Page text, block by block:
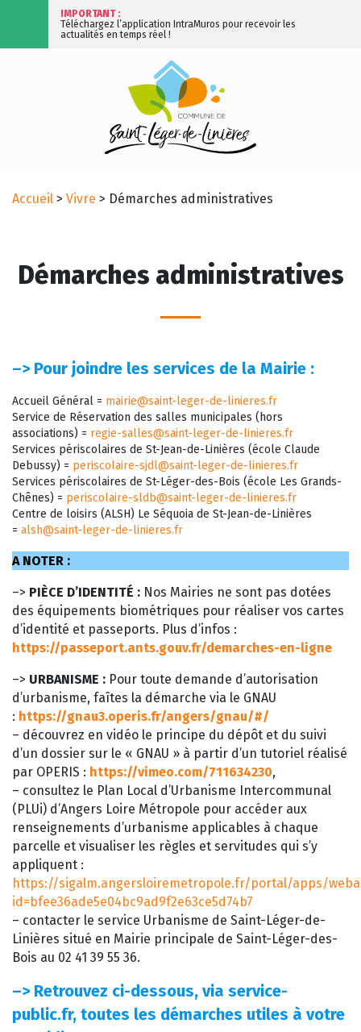
IMPORTANT :
Téléchargez l’application IntraMuros pour recevoir les
actualités en temps réel !
Accueil > Vivre > Démarches administratives
Démarches administratives
–> Pour joindre les services de la Mairie :
Accueil Général = mairie@saint-leger-de-linieres.fr
Service de Réservation des salles municipales (hors
associations) = regie-salles@saint-leger-de-linieres.fr
Services périscolaires de St-Jean-de-Linières (école Claude
Debussy) = periscolaire-sjdl@saint-leger-de-linieres.fr
Services périscolaires de St-Léger-des-Bois (école Les Grands-
Chênes) = periscolaire-sldb@saint-leger-de-linieres.fr
Centre de loisirs (ALSH) Le Séquoia de St-Jean-de-Linières
= alsh@saint-leger-de-linieres.fr
A NOTER :
–> PIÈCE D’IDENTITÉ : Nos Mairies ne sont pas dotées
des équipements biométriques pour réaliser vos cartes
d’identité et passeports. Plus d’infos :
https://passeport.ants.gouv.fr/demarches-en-ligne
–> URBANISME : Pour toute demande d’autorisation
d’urbanisme, faîtes la démarche via le GNAU
: https://gnau3.operis.fr/angers/gnau/#/
– découvrez en vidéo le principe du dépôt et du suivi
d’un dossier sur le « GNAU » à partir d’un tutoriel réalisé
par OPERIS : https://vimeo.com/711634230,
– consultez le Plan Local d’Urbanisme Intercommunal
(PLUi) d’Angers Loire Métropole pour accéder aux
renseignements d’urbanisme applicables à chaque
parcelle et visualiser les règles et servitudes qui s’y
appliquent :
https://sigalm.angersloiremetropole.fr/portal/apps/
id=bfee36ade5e04bc9ad9f2e63ce5d74b7
– contacter le service Urbanisme de Saint-Léger-de-
Linières situé en Mairie principale de Saint-Léger-des-
Bois au 02 41 39 55 36.
–> Retrouvez ci-dessous, via service-
public.fr, toutes les démarches utiles à votre